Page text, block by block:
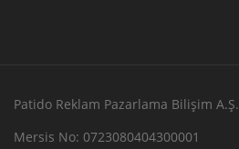
Patido Reklam Pazarlama Bilişim A.Ş.
Mersis No: 0723080404300001